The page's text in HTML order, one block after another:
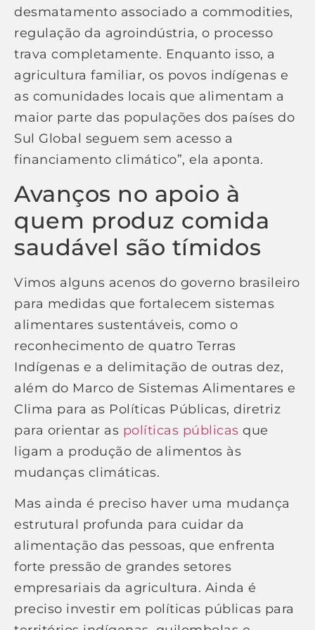
desmatamento associado a commodities,
regulação da agroindústria, o processo
trava completamente. Enquanto isso, a
agricultura familiar, os povos indígenas e
as comunidades locais que alimentam a
maior parte das populações dos países do
Sul Global seguem sem acesso a
financiamento climático”, ela aponta.
Avanços no apoio à
quem produz comida
saudável são tímidos
Vimos alguns acenos do governo brasileiro
para medidas que fortalecem sistemas
alimentares sustentáveis, como o
reconhecimento de quatro Terras
Indígenas e a delimitação de outras dez,
além do Marco de Sistemas Alimentares e
Clima para as Políticas Públicas, diretriz
para orientar as políticas públicas que
ligam a produção de alimentos às
mudanças climáticas.
Mas ainda é preciso haver uma mudança
estrutural profunda para cuidar da
alimentação das pessoas, que enfrenta
forte pressão de grandes setores
empresariais da agricultura. Ainda é
preciso investir em políticas públicas para